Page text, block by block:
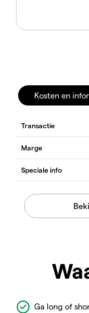
Kosten en
Ga long of